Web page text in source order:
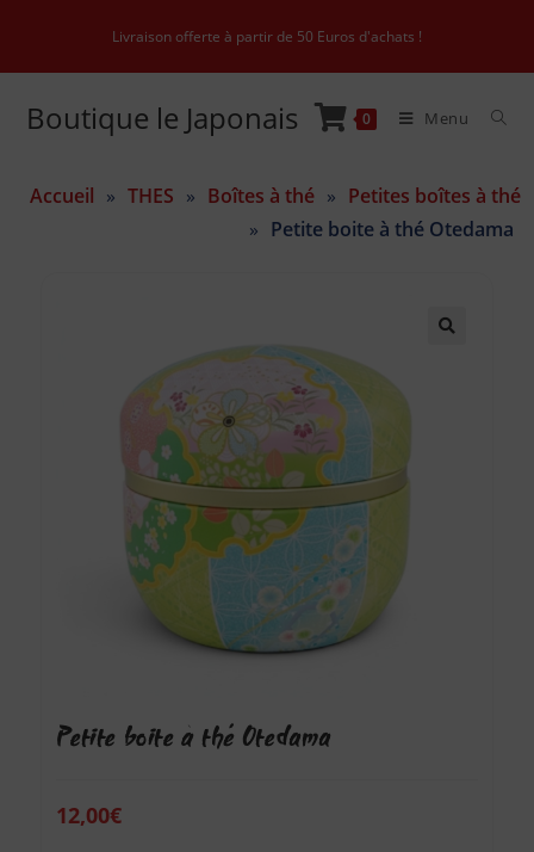
Livraison offerte à partir de 50 Euros d'achats !
Boutique le Japonais 0 Menu
Accueil » THES » Boîtes à thé » Petites boîtes à thé
» Petite boite à thé Otedama
Petite boite à thé Otedama
12,00€